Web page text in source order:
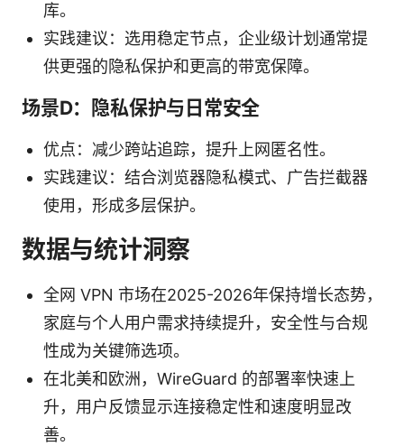
库。
实践建议：选用稳定节点，企业级计划通常提
供更强的隐私保护和更高的带宽保障。
场景D：隐私保护与日常安全
优点：减少跨站追踪，提升上网匿名性。
实践建议：结合浏览器隐私模式、广告拦截器
使用，形成多层保护。
数据与统计洞察
全网 VPN 市场在2025-2026年保持增长态势，
家庭与个人用户需求持续提升，安全性与合规
性成为关键筛选项。
在北美和欧洲，WireGuard 的部署率快速上
升，用户反馈显示连接稳定性和速度明显改
善。